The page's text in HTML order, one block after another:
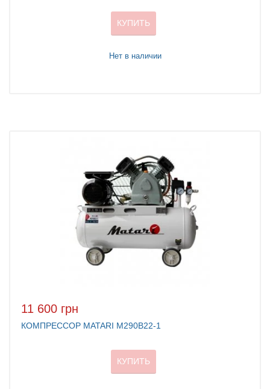
КУПИТЬ
Нет в наличии
11 600 грн
КОМПРЕССОР MATARI M290B22-1
КУПИТЬ